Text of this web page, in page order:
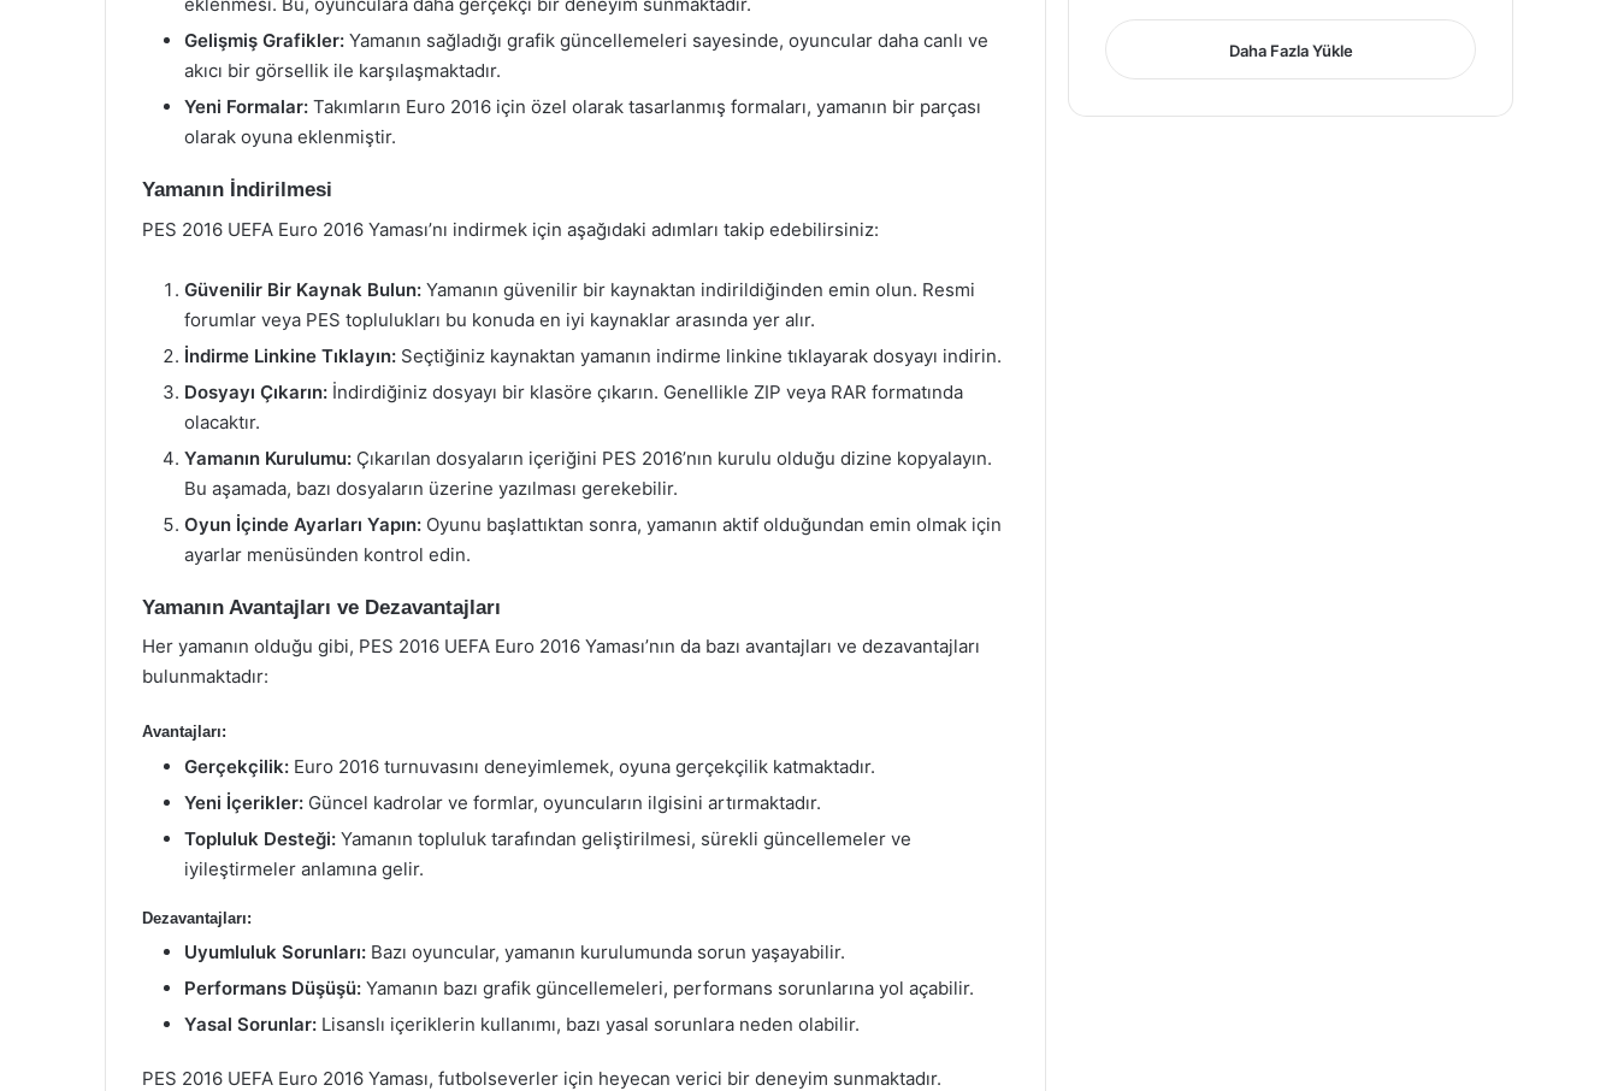
Gelişmiş Grafikler: Yamanın sağladığı grafik güncellemeleri sayesinde, oyuncular daha canlı ve
akıcı bir görsellik ile karşılaşmaktadır.
Yeni Formalar: Takımların Euro 2016 için özel olarak tasarlanmış formaları, yamanın bir parçası
olarak oyuna eklenmiştir.
Yamanın İndirilmesi
PES 2016 UEFA Euro 2016 Yaması’nı indirmek için aşağıdaki adımları takip edebilirsiniz:
Güvenilir Bir Kaynak Bulun: Yamanın güvenilir bir kaynaktan indirildiğinden emin olun. Resmi
forumlar veya PES toplulukları bu konuda en iyi kaynaklar arasında yer alır.
İndirme Linkine Tıklayın: Seçtiğiniz kaynaktan yamanın indirme linkine tıklayarak dosyayı indirin.
Dosyayı Çıkarın: İndirdiğiniz dosyayı bir klasöre çıkarın. Genellikle ZIP veya RAR formatında
olacaktır.
Yamanın Kurulumu: Çıkarılan dosyaların içeriğini PES 2016’nın kurulu olduğu dizine kopyalayın.
Bu aşamada, bazı dosyaların üzerine yazılması gerekebilir.
Oyun İçinde Ayarları Yapın: Oyunu başlattıktan sonra, yamanın aktif olduğundan emin olmak için
ayarlar menüsünden kontrol edin.
Yamanın Avantajları ve Dezavantajları
Her yamanın olduğu gibi, PES 2016 UEFA Euro 2016 Yaması’nın da bazı avantajları ve dezavantajları
bulunmaktadır:
Avantajları:
Gerçekçilik: Euro 2016 turnuvasını deneyimlemek, oyuna gerçekçilik katmaktadır.
Yeni İçerikler: Güncel kadrolar ve formlar, oyuncuların ilgisini artırmaktadır.
Topluluk Desteği: Yamanın topluluk tarafından geliştirilmesi, sürekli güncellemeler ve
iyileştirmeler anlamına gelir.
Dezavantajları:
Uyumluluk Sorunları: Bazı oyuncular, yamanın kurulumunda sorun yaşayabilir.
Performans Düşüşü: Yamanın bazı grafik güncellemeleri, performans sorunlarına yol açabilir.
Yasal Sorunlar: Lisanslı içeriklerin kullanımı, bazı yasal sorunlara neden olabilir.
PES 2016 UEFA Euro 2016 Yaması, futbolseverler için heyecan verici bir deneyim sunmaktadır.
Daha Fazla Yükle